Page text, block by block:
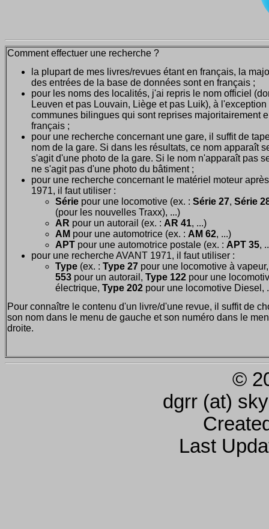
Comment effectuer une recherche ?
la plupart de mes livres/revues étant en français, la
des entrées de la base de données sont en français ;
pour les noms des localités, j'ai repris le nom officiel
Leuven et pas Louvain, Liège et pas Luik), à l'exception
communes bilingues qui sont reprises majoritairement
français ;
pour une recherche concernant une gare, il suffit de
nom de la gare. Si dans les résultats, ce nom apparaît
s'agit d'une photo de la gare. Si le nom n'apparaît pas
ne s'agit pas d'une photo du bâtiment ;
pour une recherche concernant le matériel moteur après
1971, il faut utiliser :
Série pour une locomotive (ex. : Série 27, Série
(pour les nouvelles Traxx), ...)
AR pour un autorail (ex. : AR 41, ...)
AM pour une automotrice (ex. : AM 62, ...)
APT pour une automotrice postale (ex. : APT 35,
pour une recherche AVANT 1971, il faut utiliser :
Type (ex. : Type 27 pour une locomotive à
553 pour un autorail, Type 122 pour une
électrique, Type 202 pour une locomotive Diesel,
Pour connaître le contenu d'un livre/d'une revue, il suffit de
son nom dans le menu de gauche et son numéro dans le
droite.
©
dgrr (at)
Last